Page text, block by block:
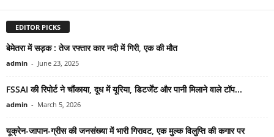
EDITOR PICKS
बेमेतरा में सड़क : तेज रफ्तार कार नदी में गिरी, एक की मौत
admin - June 23, 2025
FSSAI की रिपोर्ट ने चौंकाया, दूध में यूरिया, डिटर्जेंट और पानी मिलाने वाले टॉप...
admin - March 5, 2026
यूक्रेन-जापान-ग्रीस की जनसंख्या में भारी गिरावट, एक मुल्क विलुप्ति की कगार पर